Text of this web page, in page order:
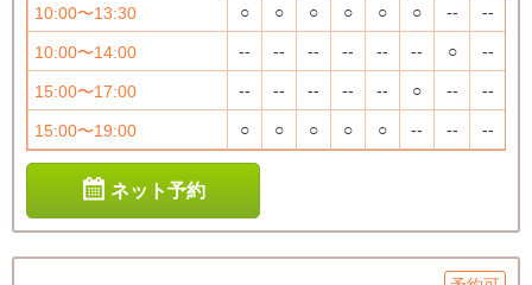
10:00〜13:30
○ ○ ○ ○ ○ ○ -- --
10:00〜14:00 -- -- -- -- -- -- ○ --
15:00〜17:00 -- -- -- -- -- ○ -- --
15:00〜19:00 ○ ○ ○ ○ ○ -- -- --
ネット予約